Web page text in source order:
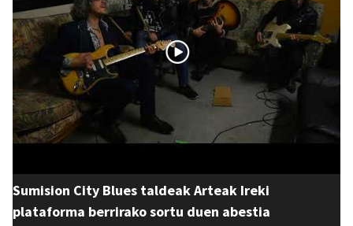
Sumision City Blues taldeak Arteak Ireki
plataforma berrirako sortu duen abestia